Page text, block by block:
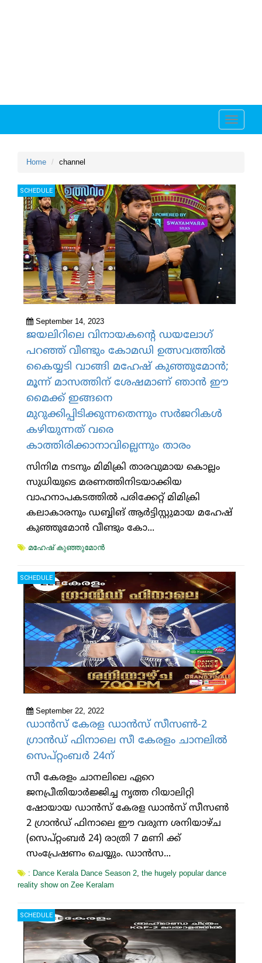
Toggle
Home channel
SCHEDULE
September 14, 2023
ജയലിറിലെ വിനായകന്റെ ഡയലോഗ്
പറഞ്ഞ് വീണ്ടും കോമഡി ഉത്സവത്തില്‍
കൈയ്യടി വാങ്ങി മഹേഷ് കുഞ്ഞുമോന്‍;
മൂന്ന് മാസത്തിന് ശേഷമാണ് ഞാന്‍ ഈ
മൈക്ക് ഇങ്ങനെ
മുറുക്കിപ്പിടിക്കുന്നതെന്നും സര്‍ജറികള്‍
കഴിയുന്നത് വരെ
കാത്തിരിക്കാനാവില്ലെന്നും താരം
സിനിമ നടനും മിമിക്രി താരവുമായ കൊല്ലം
സുധിയുടെ മരണത്തിനിടയാക്കിയ
വാഹനാപകടത്തില്‍ പരിക്കേറ്റ് മിമിക്രി
കലാകാരനും ഡബ്ബിങ് ആര്‍ട്ടിസ്റ്റുമായ മഹേഷ്
കുഞ്ഞുമോന്‍ വീണ്ടും കോ...
മഹേഷ് കുഞ്ഞുമോന്‍
SCHEDULE
September 22, 2022
ഡാൻസ് കേരള ഡാൻസ് സീസൺ-2
ഗ്രാൻഡ് ഫിനാലെ സീ കേരളം ചാനലിൽ
സെപ്റ്റംബർ 24ന്
സീ കേരളം ചാനലിലെ ഏറെ
ജനപ്രീതിയാർജ്ജിച്ച നൃത്ത റിയാലിറ്റി
ഷോയായ ഡാൻസ് കേരള ഡാൻസ് സീസൺ
2 ഗ്രാൻഡ് ഫിനാലെ ഈ വരുന്ന ശനിയാഴ്ച
(സെപ്റ്റംബർ 24) രാത്രി 7 മണി ക്ക്
സംപ്രേഷണം ചെയ്യും. ഡാൻസ...
: Dance Kerala Dance Season 2 the hugely popular dance
reality show on Zee Keralam
SCHEDULE